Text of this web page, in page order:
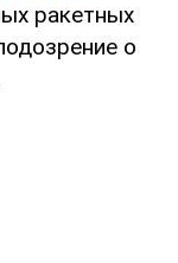
ракетных
о